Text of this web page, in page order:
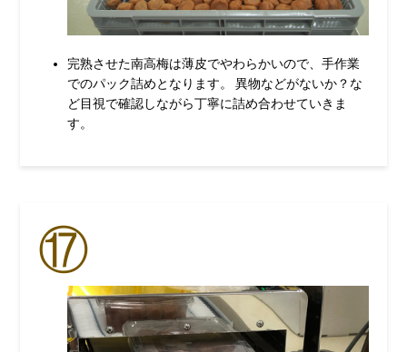
完熟させた南高梅は薄皮でやわらかいので、手作業
でのパック詰めとなります。 異物などがないか？な
ど目視で確認しながら丁寧に詰め合わせていきま
す。
⑰